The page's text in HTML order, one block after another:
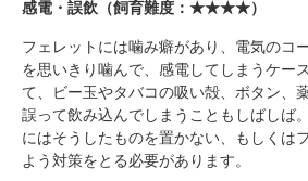
感電・誤飲（飼育難度：★★★★）
フェレットには噛み癖があり、電気のコ
を思いきり噛んで、感電してしまうケー
て、ビー玉やタバコの吸い殻、ボタン、
誤って飲み込んでしまうこともしばしば
にはそうしたものを置かない、もしくは
よう対策をとる必要があります。
いぬ部をフォロー
ねこ
アプリをダウンロ